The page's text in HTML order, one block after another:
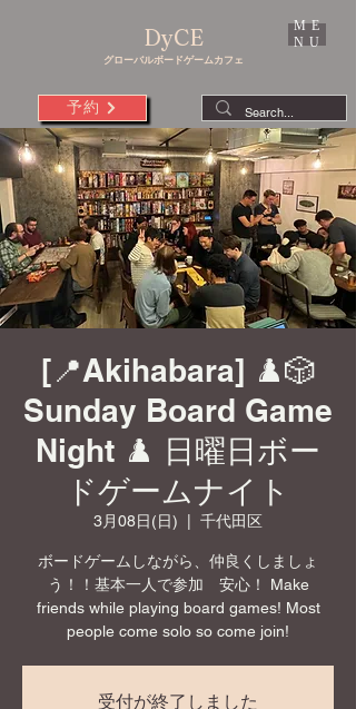
DyCE
グローバルボードゲームカフェ
予約
ME
NU
[📍Akihabara] ♟️🎲
Sunday Board Game
Night ♟️ 日曜日ボー
ドゲームナイト
3月08日(日) 千代田区
ボードゲームしながら、仲良くしましょ
う！！基本一人で参加 安心！ Make
friends while playing board games! Most
people come solo so come join!
受付が終了しました